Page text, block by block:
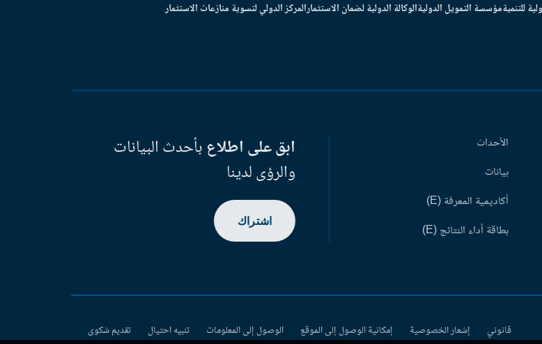
للتنميةمؤسسة التمويل الدوليةالوكالة الدولية لضمان الاستثمارالمركز الدولي لتسوية منازعات الاستثمار
الأحداث
بيانات
أكاديمية المعرفة (E)
بطاقة أداء النتائج (E)
ابق على اطلاعبأحدث البيانات
والرؤى لدينا
اشتراك
قانوني إشعار الخصوصية إمكانية الوصول إلى الموقع الوصول إلى المعلومات تنبيه احتيال تقديم شكوى